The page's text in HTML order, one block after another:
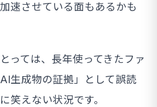
速させている面もあるかも
っては、長年使ってきたファ
生成物の証拠」として誤読
笑えない状況です。